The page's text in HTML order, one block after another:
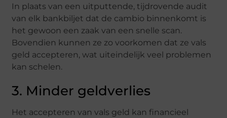
In plaats van een uitputtende, tijdrovende audit
van elk bankbiljet dat de cambio binnenkomt is
het gewoon een zaak van een snelle scan.
Bovendien kunnen ze zo voorkomen dat ze vals
geld accepteren, wat uiteindelijk veel problemen
kan schelen.
3. Minder geldverlies
Het accepteren van vals geld kan financieel